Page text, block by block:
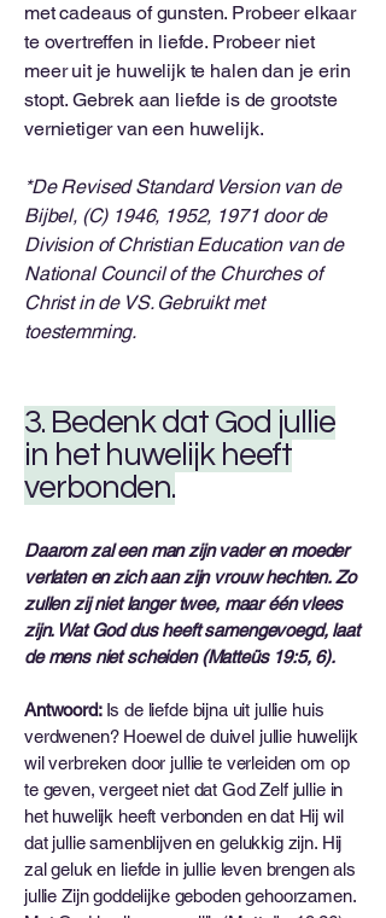
met cadeaus of gunsten. Probeer elkaar
te overtreffen in liefde. Probeer niet
meer uit je huwelijk te halen dan je erin
stopt. Gebrek aan liefde is de grootste
vernietiger van een huwelijk.
*De Revised Standard Version van de
Bijbel, (C) 1946, 1952, 1971 door de
Division of Christian Education van de
National Council of the Churches of
Christ in de VS. Gebruikt met
toestemming.
3. Bedenk dat God jullie
in het huwelijk heeft
verbonden.
Daarom zal een man zijn vader en moeder
verlaten en zich aan zijn vrouw hechten. Zo
zullen zij niet langer twee, maar één vlees
zijn. Wat God dus heeft samengevoegd, laat
de mens niet scheiden (Matteüs 19:5, 6).
Antwoord: Is de liefde bijna uit jullie huis
verdwenen? Hoewel de duivel jullie huwelijk
wil verbreken door jullie te verleiden om op
te geven, vergeet niet dat God Zelf jullie in
het huwelijk heeft verbonden en dat Hij wil
dat jullie samenblijven en gelukkig zijn. Hij
zal geluk en liefde in jullie leven brengen als
jullie Zijn goddelijke geboden gehoorzamen.